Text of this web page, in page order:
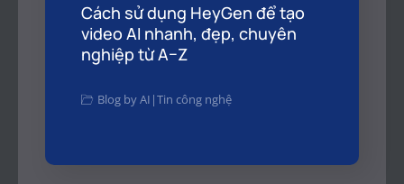
Cách sử dụng HeyGen để tạo
video AI nhanh, đẹp, chuyên
nghiệp từ A–Z
Blog by AI |Tin công nghệ